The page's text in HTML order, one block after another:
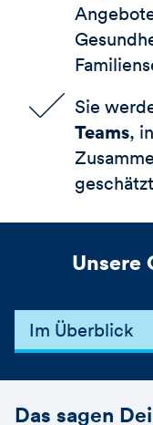
Sie
Teams,
Unsere
Im Überblick
Das sagen